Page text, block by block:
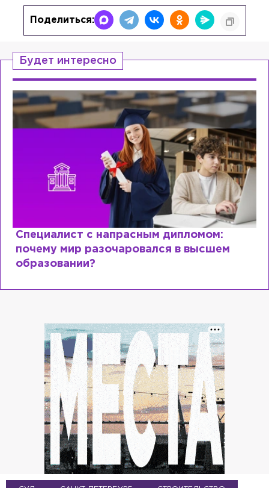
Поделиться:
Будет интересно
дипломом:
в высшем
Женился на
в РФ и метит во